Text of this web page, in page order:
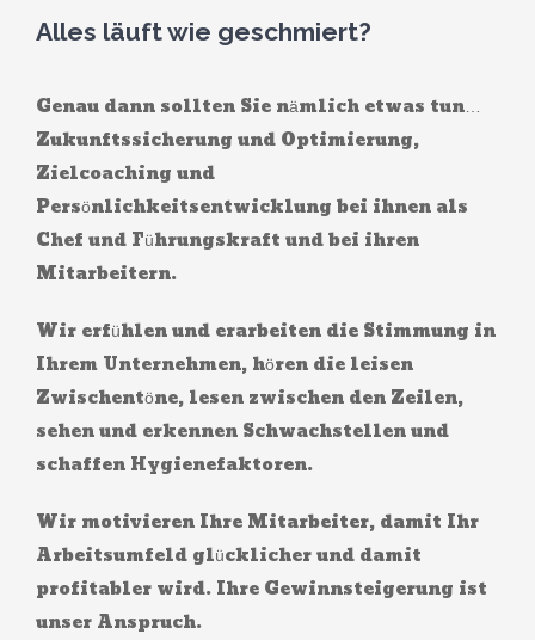
Alles läuft wie geschmiert?
Genau dann sollten Sie nämlich etwas tun…
Zukunftssicherung und Optimierung,
Zielcoaching und
Persönlichkeitsentwicklung bei ihnen als
Chef und Führungskraft und bei ihren
Mitarbeitern.
Wir erfühlen und erarbeiten die Stimmung in
Ihrem Unternehmen, hören die leisen
Zwischentöne, lesen zwischen den Zeilen,
sehen und erkennen Schwachstellen und
schaffen Hygienefaktoren.
Wir motivieren Ihre Mitarbeiter, damit Ihr
Arbeitsumfeld glücklicher und damit
profitabler wird. Ihre Gewinnsteigerung ist
unser Anspruch.